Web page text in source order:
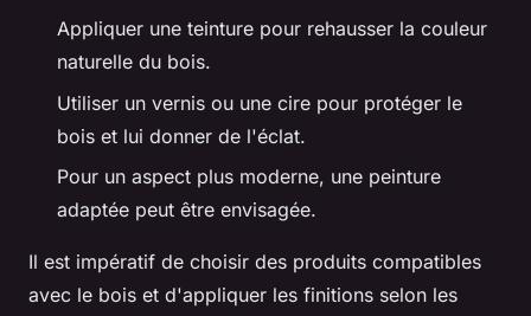
Appliquer une teinture pour rehausser la couleur
naturelle du bois.
Utiliser un vernis ou une cire pour protéger le
bois et lui donner de l'éclat.
Pour un aspect plus moderne, une peinture
adaptée peut être envisagée.
Il est impératif de choisir des produits compatibles
avec le bois et d'appliquer les finitions selon les